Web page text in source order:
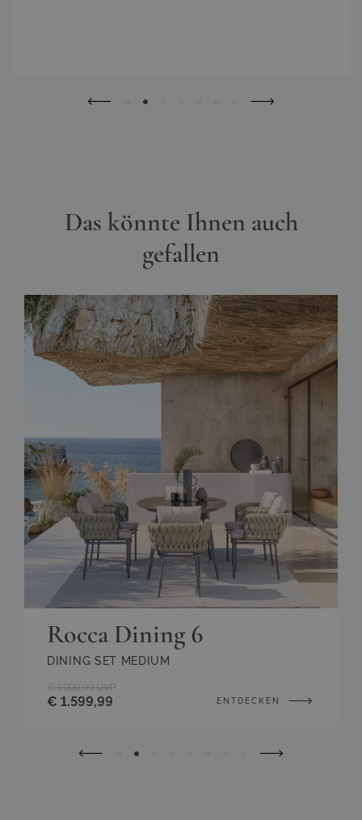
Das könnte Ihnen auch
gefallen
Rocca Dining 6
DINING SET MEDIUM
€ 1.599,99
€ 1.999,99 UVP
ENTDECKEN